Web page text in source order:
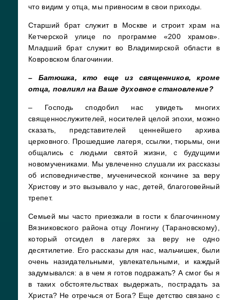
что видим у отца, мы привносим в свои приходы.
Старший брат служит в Москве и строит храм на
Кетчерской улице по программе «200 храмов».
Младший брат служит во Владимирской области в
Ковровском благочинии.
– Батюшка, кто еще из священников, кроме
отца, повлиял на Ваше духовное становление?
– Господь сподобил нас увидеть многих
священнослужителей, носителей целой эпохи, можно
сказать, представителей ценнейшего архива
церковного. Прошедшие лагеря, ссылки, тюрьмы, они
общались с людьми святой жизни, с будущими
новомучениками. Мы увлеченно слушали их рассказы
об исповедничестве, мученической кончине за веру
Христову и это вызывало у нас, детей, благоговейный
трепет.
Семьей мы часто приезжали в гости к благочинному
Вязниковского района отцу Лонгину (Тарановскому),
который отсидел в лагерях за веру не одно
десятилетие. Его рассказы для нас, мальчишек, были
очень назидательными, увлекательными, и каждый
задумывался: а в чем я готов подражать? А смог бы я
в таких обстоятельствах выдержать, пострадать за
Христа? Не отречься от Бога? Еще детство связано с